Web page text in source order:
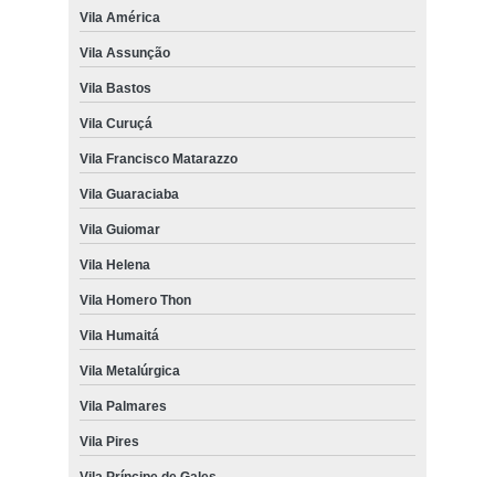
Vila América
Vila Assunção
Vila Bastos
Vila Curuçá
Vila Francisco Matarazzo
Vila Guaraciaba
Vila Guiomar
Vila Helena
Vila Homero Thon
Vila Humaitá
Vila Metalúrgica
Vila Palmares
Vila Pires